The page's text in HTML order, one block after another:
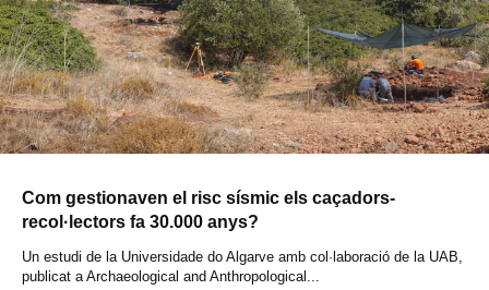
Com gestionaven el risc sísmic els caçadors-
recol·lectors fa 30.000 anys?
Un estudi de la Universidade do Algarve amb col·laboració de la UAB,
publicat a Archaeological and Anthropological...